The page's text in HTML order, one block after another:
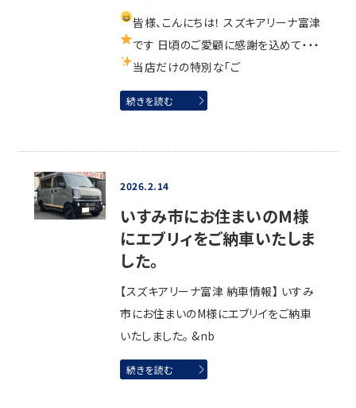
皆様、 こんにちは！ スズキアリーナ富津
です 日頃のご愛顧に感謝を込めて・・・
当店だけの特別な「ご
続きを読む
2026.2.14
いすみ市にお住まいのM様
にエブリィをご納車いたしま
した。
【スズキアリーナ富津 納車情報】 いすみ
市にお住まいのM様にエブリイをご納車
いたしました。 &nb
続きを読む